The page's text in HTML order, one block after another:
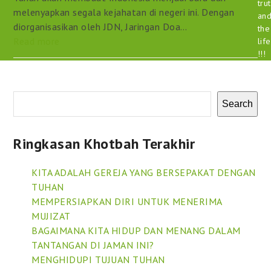
melenyapkan segala kejahatan di negeri ini. Dengan
diorganisasikan oleh JDN, Jaringan Doa…
Search
Ringkasan Khotbah Terakhir
KITA ADALAH GEREJA YANG BERSEPAKAT DENGAN
TUHAN
MEMPERSIAPKAN DIRI UNTUK MENERIMA
MUJIZAT
BAGAIMANA KITA HIDUP DAN MENANG DALAM
TANTANGAN DI JAMAN INI?
MENGHIDUPI TUJUAN TUHAN
the
life
!!!